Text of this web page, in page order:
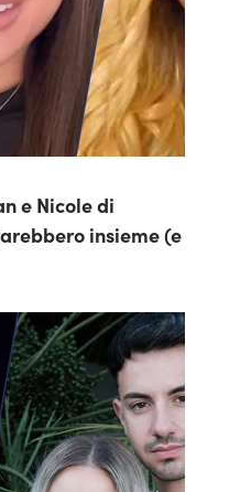
e Nicole di
insieme (e